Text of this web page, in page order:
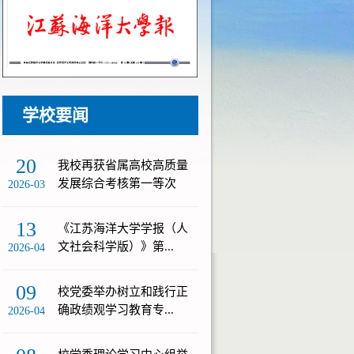
学校要闻
20
2026-03
我校再获省属高校高质量
发展综合考核第一等次
13
2026-04
《江苏海洋大学学报（人
文社会科学版）》第...
09
2026-04
校党委举办树立和践行正
确政绩观学习教育专...